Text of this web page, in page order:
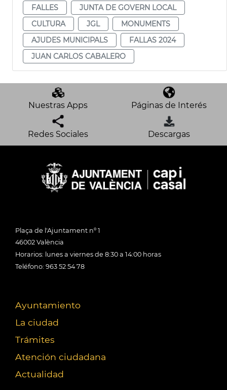
FALLES
JUNTA DE GOVERN LOCAL
CULTURA
JGL
MONUMENTS
AJUDES MUNICIPALS
FALLAS 2024
JUAN CARLOS CABALERO
Nuestras Apps Páginas de Interés
Redes Sociales Descargas
Plaça de l'Ajuntament nº 1
46002 València
Horarios: lunes a viernes de 8:30 a 14:00 horas
Teléfono: 963 52 54 78
Ayuntamiento
La ciudad
Trámites
Atención ciudadana
Actualidad